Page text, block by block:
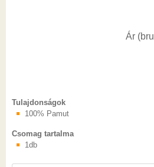
Ár
Tulajdonságok
100% Pamut
Csomag tartalma
1db